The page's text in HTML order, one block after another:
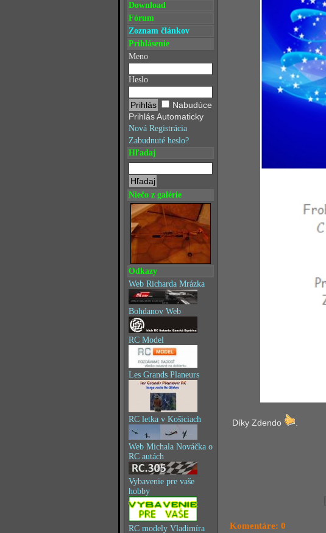
Download
Fórum
Zoznam článkov
Prihlásenie
Meno
Heslo
Nabudúce
Prihlás Automaticky
Nová Registrácia
Zabudnuté heslo?
Hľadaj
Niečo z galérie
Odkazy
Web Richarda Mrázka
Bohdanov Web
RC Model
Les Grands Planeurs
RC letka v Košiciach
Web Michala Nováčka o
RC autách
Vybavenie pre vaše
hobby
RC modely Vladimíra
Díky Zdendo
Komentáre: 0